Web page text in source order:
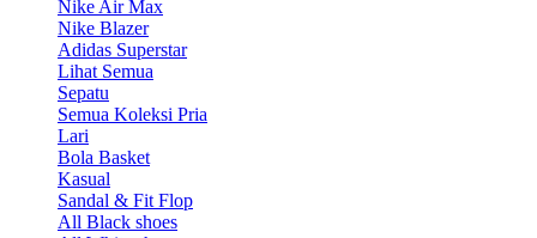
Nike Air Max
Nike Blazer
Adidas Superstar
Lihat Semua
Sepatu
Semua Koleksi Pria
Lari
Bola Basket
Kasual
Sandal & Fit Flop
All Black shoes